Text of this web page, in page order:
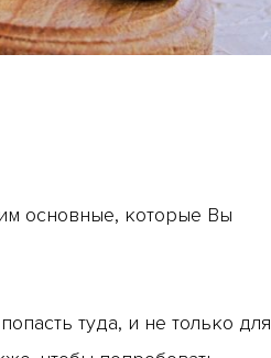
основные, которые Вы
туда, и не только для